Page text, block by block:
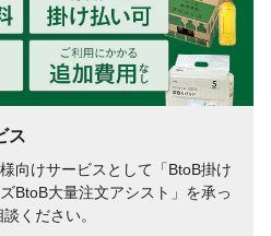
ス
向けサービスとして「BtoB掛け
BtoB大量注文アシスト」を承っ
ください。